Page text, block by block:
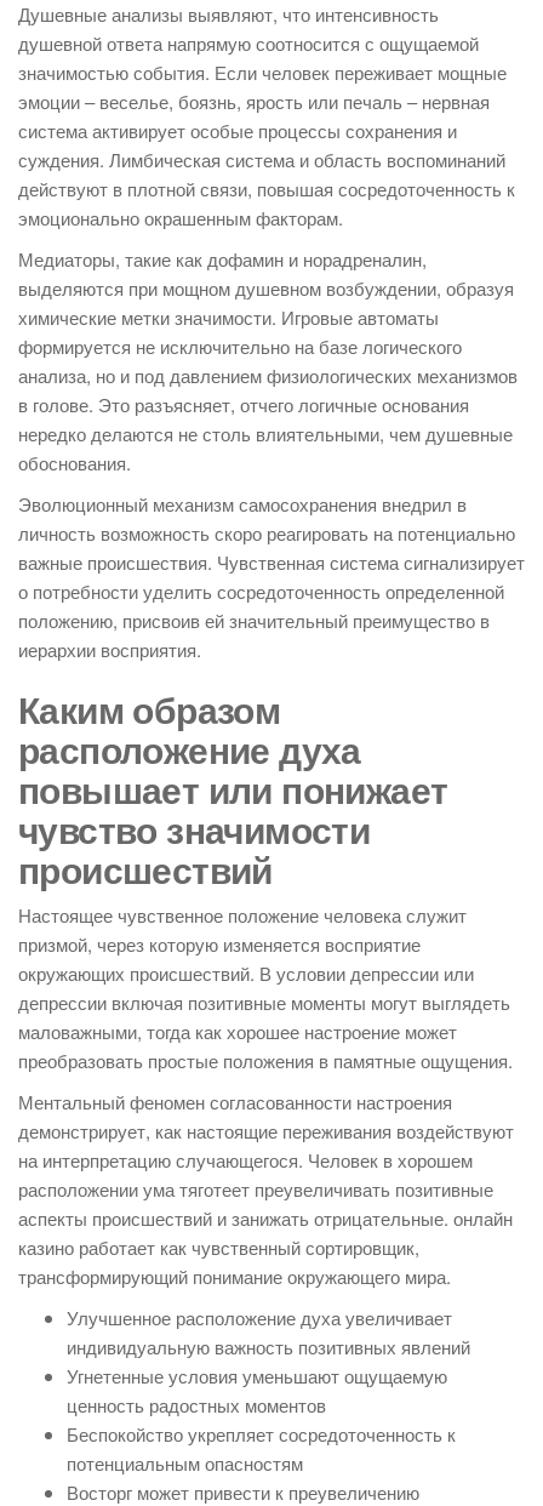
Душевные анализы выявляют, что интенсивность
душевной ответа напрямую соотносится с ощущаемой
значимостью события. Если человек переживает мощные
эмоции – веселье, боязнь, ярость или печаль – нервная
система активирует особые процессы сохранения и
суждения. Лимбическая система и область воспоминаний
действуют в плотной связи, повышая сосредоточенность к
эмоционально окрашенным факторам.
Медиаторы, такие как дофамин и норадреналин,
выделяются при мощном душевном возбуждении, образуя
химические метки значимости. Игровые автоматы
формируется не исключительно на базе логического
анализа, но и под давлением физиологических механизмов
в голове. Это разъясняет, отчего логичные основания
нередко делаются не столь влиятельными, чем душевные
обоснования.
Эволюционный механизм самосохранения внедрил в
личность возможность скоро реагировать на потенциально
важные происшествия. Чувственная система сигнализирует
о потребности уделить сосредоточенность определенной
положению, присвоив ей значительный преимущество в
иерархии восприятия.
Каким образом
расположение духа
повышает или понижает
чувство значимости
происшествий
Настоящее чувственное положение человека служит
призмой, через которую изменяется восприятие
окружающих происшествий. В условии депрессии или
депрессии включая позитивные моменты могут выглядеть
маловажными, тогда как хорошее настроение может
преобразовать простые положения в памятные ощущения.
Ментальный феномен согласованности настроения
демонстрирует, как настоящие переживания воздействуют
на интерпретацию случающегося. Человек в хорошем
расположении ума тяготеет преувеличивать позитивные
аспекты происшествий и занижать отрицательные. онлайн
казино работает как чувственный сортировщик,
трансформирующий понимание окружающего мира.
Улучшенное расположение духа увеличивает
индивидуальную важность позитивных явлений
Угнетенные условия уменьшают ощущаемую
ценность радостных моментов
Беспокойство укрепляет сосредоточенность к
потенциальным опасностям
Восторг может привести к преувеличению